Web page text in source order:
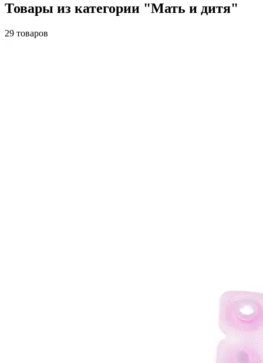
Товары из категории "Мать и дитя"
29 товаров